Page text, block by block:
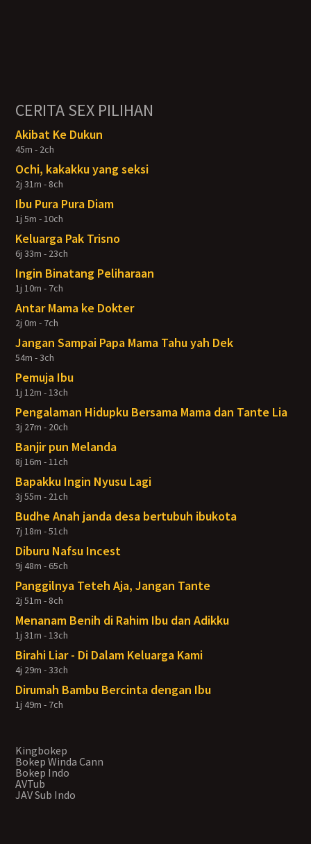
CERITA SEX PILIHAN
Akibat Ke Dukun
45m - 2ch
Ochi, kakakku yang seksi
2j 31m - 8ch
Ibu Pura Pura Diam
1j 5m - 10ch
Keluarga Pak Trisno
6j 33m - 23ch
Ingin Binatang Peliharaan
1j 10m - 7ch
Antar Mama ke Dokter
2j 0m - 7ch
Jangan Sampai Papa Mama Tahu yah Dek
54m - 3ch
Pemuja Ibu
1j 12m - 13ch
Pengalaman Hidupku Bersama Mama dan Tante Lia
3j 27m - 20ch
Banjir pun Melanda
8j 16m - 11ch
Bapakku Ingin Nyusu Lagi
3j 55m - 21ch
Budhe Anah janda desa bertubuh ibukota
7j 18m - 51ch
Diburu Nafsu Incest
9j 48m - 65ch
Panggilnya Teteh Aja, Jangan Tante
2j 51m - 8ch
Menanam Benih di Rahim Ibu dan Adikku
1j 31m - 13ch
Birahi Liar - Di Dalam Keluarga Kami
4j 29m - 33ch
Dirumah Bambu Bercinta dengan Ibu
1j 49m - 7ch
Kingbokep
Bokep Winda Cann
Bokep Indo
AVTub
JAV Sub Indo